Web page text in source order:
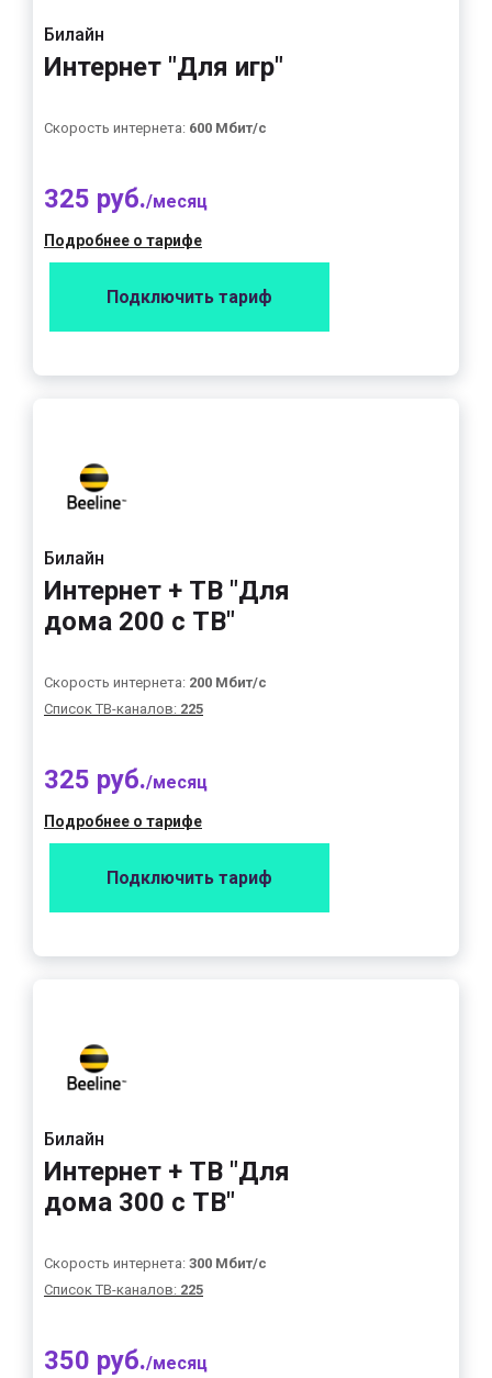
Билайн
Интернет "Для игр"
Скорость интернета: 600 Мбит/с
325 руб./месяц
Подробнее о тарифе
Подключить тариф
Билайн
Интернет + ТВ "Для
дома 200 с ТВ"
Скорость интернета: 200 Мбит/с
Список ТВ-каналов: 225
325 руб./месяц
Подробнее о тарифе
Подключить тариф
Билайн
Интернет + ТВ "Для
дома 300 с ТВ"
Скорость интернета: 300 Мбит/с
Список ТВ-каналов: 225
350 руб./месяц